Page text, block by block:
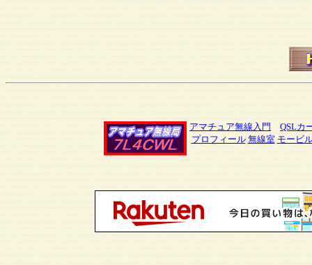
アマチュア無線入門
QSLカ
プロフィール 無線室 モービ